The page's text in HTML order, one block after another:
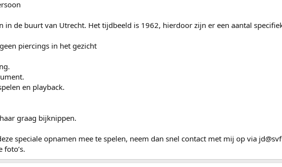
in de buurt van Utrecht. Het tijdbeeld is 1962, hierdoor zijn er een aantal
piercings in het gezicht
en playback.
graag bijknippen.
speciale opnamen mee te spelen, neem dan snel contact met mij op via